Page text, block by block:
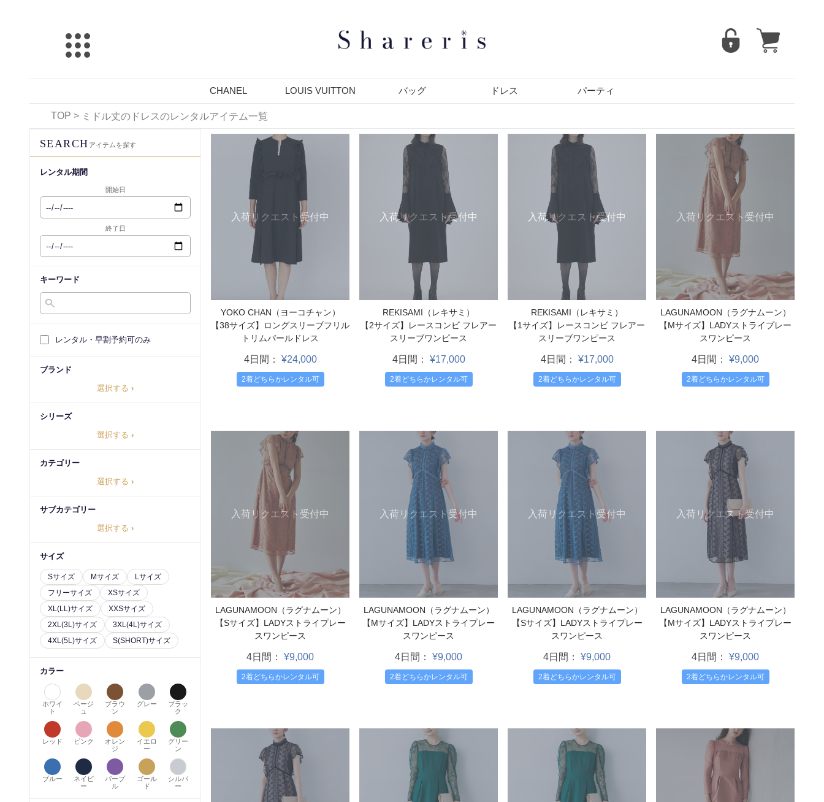
CHANEL LOUIS VUITTON バッグ ドレス パーティ
TOP > ミドル丈のドレスのレンタルアイテム一覧
SEARCH アイテムを探す
レンタル期間
開始日
終了日
キーワード
レンタル・早割予約可のみ
ブランド
選択する ›
シリーズ
選択する ›
カテゴリー
選択する ›
サブカテゴリー
選択する ›
サイズ
Sサイズ Mサイズ
Lサイズ
フリーサイズ
XSサイズ
XL(LL)サイズ
XXSサイズ
2XL(3L)サイズ
3XL(4L)サイズ
4XL(5L)サイズ
S(SHORT)サイズ
カラー
ホワイ
ト
ベージ
ュ
ブラウ
ン
グレー
ブラッ
ク
レッド ピンク
オレン
ジ
イエロ
ー
グリー
ン
ブルー
ネイビ
ー
パープ
ル
ゴール
ド
シルバ
ー
入荷リクエスト受付中
YOKO CHAN（ヨーコチャン）
【38サイズ】ロングスリーブフリル
トリムパールドレス
4日間： ¥24,000
2着どちらかレンタル可
入荷リクエスト受付中
REKISAMI（レキサミ）
【2サイズ】レースコンビ フレアー
スリーブワンピース
4日間： ¥17,000
2着どちらかレンタル可
入荷リクエスト受付中
REKISAMI（レキサミ）
【1サイズ】レースコンビ フレアー
スリーブワンピース
4日間： ¥17,000
2着どちらかレンタル可
入荷リクエスト受付中
LAGUNAMOON（ラグナムーン）
【Mサイズ】LADYストライプレー
スワンピース
4日間： ¥9,000
2着どちらかレンタル可
入荷リクエスト受付中
LAGUNAMOON（ラグナムーン）
【Sサイズ】LADYストライプレー
スワンピース
4日間： ¥9,000
2着どちらかレンタル可
入荷リクエスト受付中
LAGUNAMOON（ラグナムーン）
【Mサイズ】LADYストライプレー
スワンピース
4日間： ¥9,000
2着どちらかレンタル可
入荷リクエスト受付中
LAGUNAMOON（ラグナムーン）
【Sサイズ】LADYストライプレー
スワンピース
4日間： ¥9,000
2着どちらかレンタル可
入荷リクエスト受付中
LAGUNAMOON（ラグナムーン）
【Mサイズ】LADYストライプレー
スワンピース
4日間： ¥9,000
2着どちらかレンタル可